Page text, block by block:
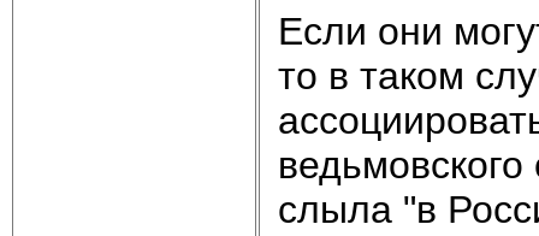
Если они
то в таком
слыла "в